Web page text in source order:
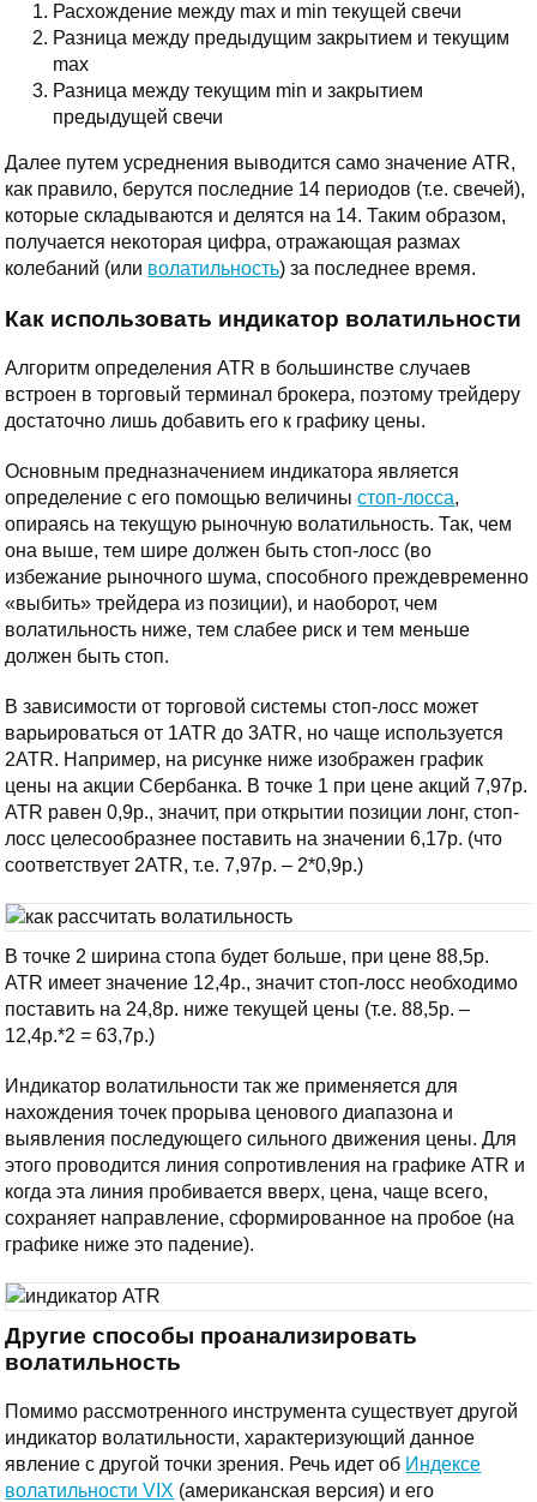
Расхождение между max и min текущей свечи
Разница между предыдущим закрытием и текущим
max
Разница между текущим min и закрытием
предыдущей свечи
Далее путем усреднения выводится само значение ATR,
как правило, берутся последние 14 периодов (т.е. свечей),
которые складываются и делятся на 14. Таким образом,
получается некоторая цифра, отражающая размах
колебаний (или волатильность) за последнее время.
Как использовать индикатор волатильности
Алгоритм определения ATR в большинстве случаев
встроен в торговый терминал брокера, поэтому трейдеру
достаточно лишь добавить его к графику цены.
Основным предназначением индикатора является
определение с его помощью величиныстоп-лосса,
опираясь на текущую рыночную волатильность. Так, чем
она выше, тем шире должен быть стоп-лосс (во
избежание рыночного шума, способного преждевременно
«выбить» трейдера из позиции), и наоборот, чем
волатильность ниже, тем слабее риск и тем меньше
должен быть стоп.
В зависимости от торговой системы стоп-лосс может
варьироваться от 1ATR до 3ATR, но чаще используется
2ATR. Например, на рисунке ниже изображен график
цены на акции Сбербанка. В точке 1 при цене акций 7,97р.
ATR равен 0,9р., значит, при открытии позиции лонг, стоп-
лосс целесообразнее поставить на значении 6,17р. (что
соответствует 2ATR, т.е. 7,97р. – 2*0,9р.)
В точке 2 ширина стопа будет больше, при цене 88,5р.
ATR имеет значение 12,4р., значит стоп-лосс необходимо
поставить на 24,8р. ниже текущей цены (т.е. 88,5р. –
12,4р.*2 = 63,7р.)
Индикатор волатильности так же применяется для
нахождения точек прорыва ценового диапазона и
выявления последующего сильного движения цены. Для
этого проводится линия сопротивления на графике ATR и
когда эта линия пробивается вверх, цена, чаще всего,
сохраняет направление, сформированное на пробое (на
графике ниже это падение).
Другие способы проанализировать
волатильность
Помимо рассмотренного инструмента существует другой
индикатор волатильности, характеризующий данное
явление с другой точки зрения. Речь идет об Индексе
волатильности VIX (американская версия) и его